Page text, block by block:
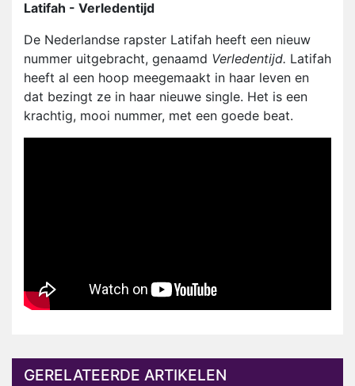
Latifah - Verledentijd
De Nederlandse rapster Latifah heeft een nieuw
nummer uitgebracht, genaamd Verledentijd. Latifah
heeft al een hoop meegemaakt in haar leven en
dat bezingt ze in haar nieuwe single. Het is een
krachtig, mooi nummer, met een goede beat.
GERELATEERDE ARTIKELEN